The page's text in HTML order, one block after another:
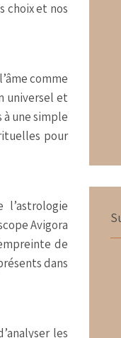
choix et nos
comme
universel et
à une simple
pour
Avigora
de
dans
les